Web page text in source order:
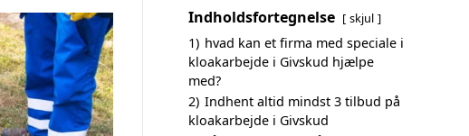
Indholdsfortegnelse skjul
1) hvad kan et firma med speciale i
kloakarbejde i Givskud hjælpe
med?
2) Indhent altid mindst 3 tilbud på
kloakarbejde i Givskud